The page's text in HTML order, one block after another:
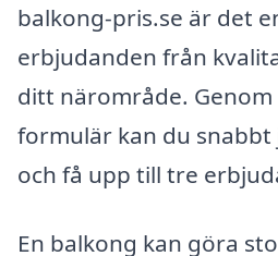
balkong-pris.se är det
erbjudanden från
ditt närområde.
formulär kan du
och få upp till tre
En balkong kan göra